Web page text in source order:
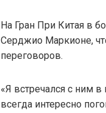
На Гран При Китая в
Серджио Маркионе,
переговоров.
«Я встречался с ним
всегда интересно